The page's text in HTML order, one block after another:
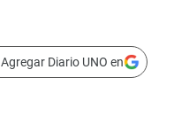
Agregar Diario UNO en